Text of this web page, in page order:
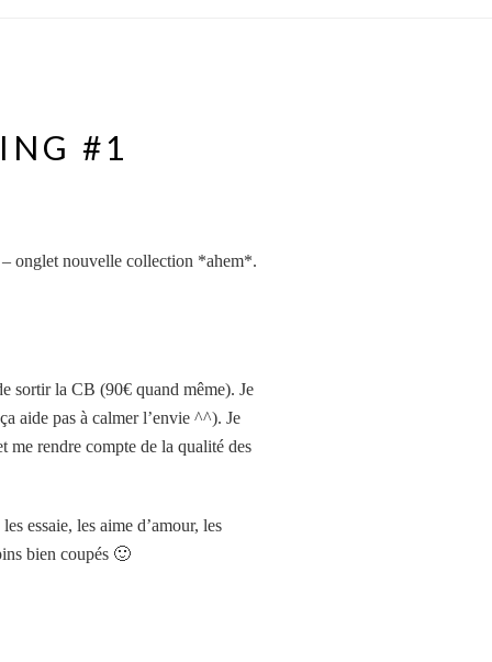
#1
– onglet nouvelle collection *ahem*.
sortir la CB (90€ quand même). Je
aide pas à calmer l’envie ^^). Je
me rendre compte de la qualité des
essaie, les aime d’amour, les
bien coupés 🙂